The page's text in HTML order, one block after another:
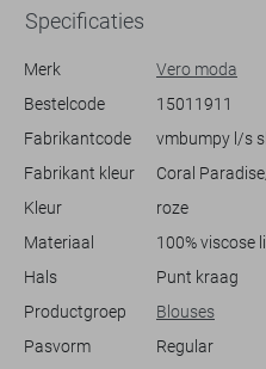
voorzien van handige
toevoegen aan het ontwerp.
aanwinst in je garderobe. De
lengte zorgen ervoor dat je deze
met zowel jeans als een nette
het materiaal en de verfijnde
en het comfort die je van Vero
Specificaties
Merk
Vero moda
Bestelcode
15011911
Fabrikantcode
vmbumpy l/s
Fabrikant kleur
Coral
Kleur
roze
Materiaal
100% viscose
Hals
Punt kraag
Productgroep
Blouses
Pasvorm
Regular